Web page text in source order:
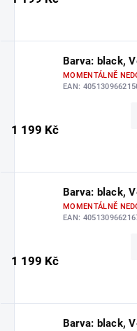
Barva: black,
MOMENTÁLNĚ
EAN:
1 199 Kč
Barva: black,
MOMENTÁLNĚ
EAN:
1 199 Kč
Barva: black,